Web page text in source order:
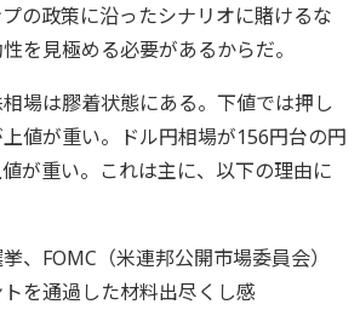
の政策に沿ったシナリオに賭けるな
を見極める必要があるからだ。
場は膠着状態にある。下値では押し
値が重い。ドル円相場が156円台の円
が重い。これは主に、以下の理由に
、FOMC（米連邦公開市場委員会）
を通過した材料出尽くし感